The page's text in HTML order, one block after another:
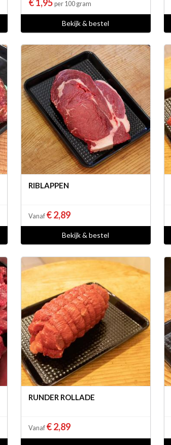
€ 1,95 per 100 gram
Bekijk & bestel
RIBLAPPEN
Vanaf € 2,89
Bekijk & bestel
RUNDER ROLLADE
Vanaf € 2,89